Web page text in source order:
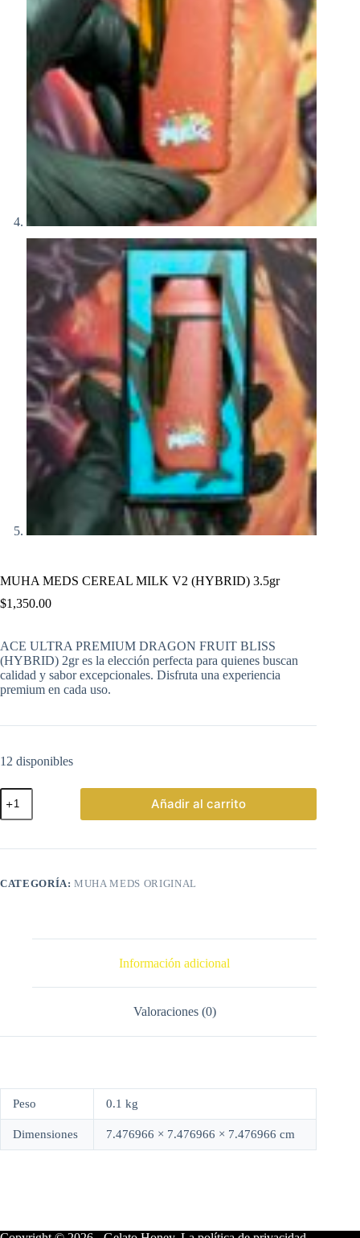
MUHA MEDS CEREAL MILK V2 (HYBRID) 3.5gr
$1,350.00
ACE ULTRA PREMIUM DRAGON FRUIT BLISS
(HYBRID) 2gr es la elección perfecta para quienes buscan
calidad y sabor excepcionales. Disfruta una experiencia
premium en cada uso.
12 disponibles
MUHA
MEDS
CEREAL
V2
cantidad
Añadir al carrito
CATEGORÍA:MUHA MEDS ORIGINAL
Información adicional
Valoraciones (0)
Peso 0.1 kg
Dimensiones 7.476966 × 7.476966 × 7.476966 cm